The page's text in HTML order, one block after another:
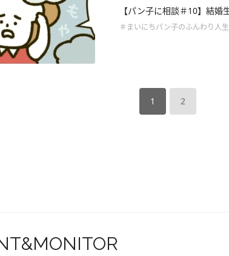
【パン子に相談＃10】結婚
＃まいにちパン子のふんわり人
1 2